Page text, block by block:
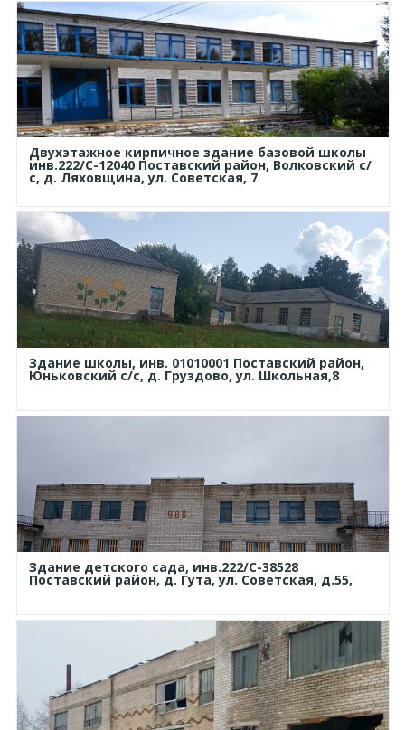
Двухэтажное кирпичное здание базовой школы
инв.222/С-12040 Поставский район, Волковский с/
с, д. Ляховщина, ул. Советская, 7
Здание школы, инв. 01010001 Поставский район,
Юньковский с/с, д. Груздово, ул. Школьная,8
Здание детского сада, инв.222/С-38528
Поставский район, д. Гута, ул. Советская, д.55,